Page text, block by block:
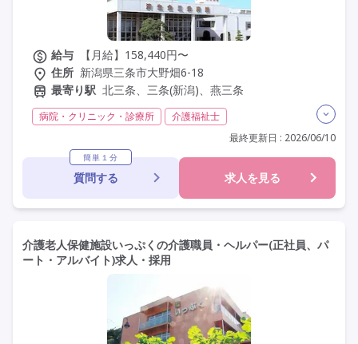
給与
【月給】158,440円〜
住所 新潟県三条市大野畑6-18
最寄り駅 北三条、三条(新潟)、燕三条
病院・クリニック・診療所
介護福祉士
初任者研修(ヘルパー2級)
残業月20時間以内 残業ほぼなし
常勤
社会保険完備
交通費支給
託児所・保育支援あり
年間休日110日以上
学歴不問
最終更新日 : 2026/06/10
簡単１分
質問する 求人を見る
介護老人保健施設いっぷくの介護職員・ヘルパー(正社員、パ
ート・アルバイト)求人・採用